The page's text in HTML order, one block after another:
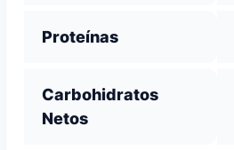
Proteínas
Carbohidratos
Netos